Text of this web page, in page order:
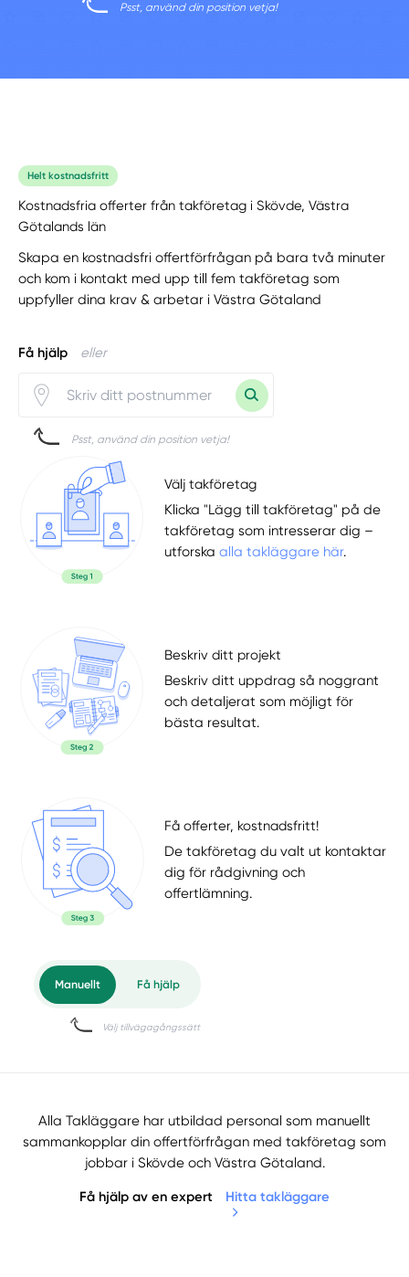
Psst, använd din position vetja!
Helt kostnadsfritt
Kostnadsfria offerter från takföretag i Skövde, Västra
Götalands län
Skapa en kostnadsfri offertförfrågan på bara två minuter
och kom i kontakt med upp till fem takföretag som
uppfyller dina krav & arbetar i Västra Götaland
Få hjälp eller
Psst, använd din position vetja!
Välj takföretag
Klicka "Lägg till takföretag" på de
takföretag som intresserar dig –
utforskaalla takläggare här.
Beskriv ditt projekt
Beskriv ditt uppdrag så noggrant
och detaljerat som möjligt för
bästa resultat.
Få offerter, kostnadsfritt!
De takföretag du valt ut kontaktar
dig för rådgivning och
offertlämning.
Alla Takläggare har utbildad personal som manuellt
sammankopplar din offertförfrågan med takföretag som
jobbar i Skövde och Västra Götaland.
Få hjälp av en expert Hitta takläggare